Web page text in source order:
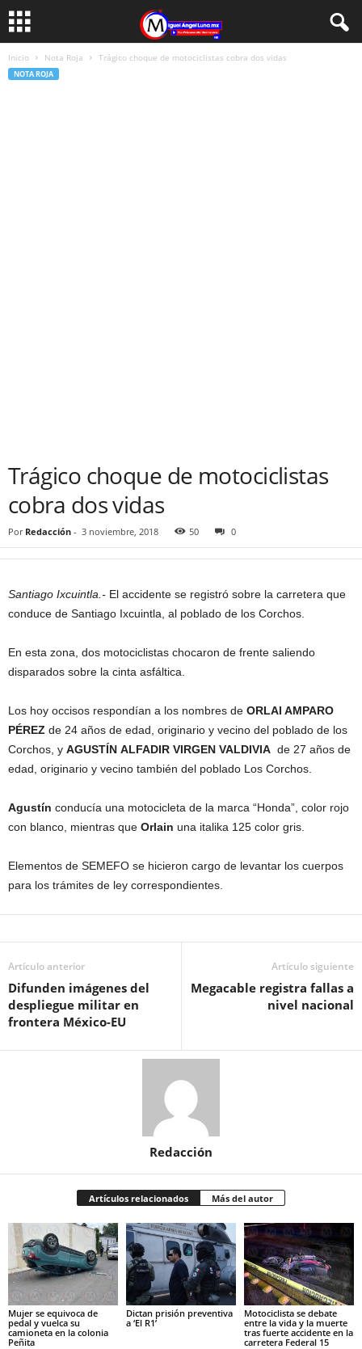
Inicio Nota Roja Trágico choque de motociclistas cobra dos vidas
NOTA ROJA
Trágico choque de motociclistas
cobra dos vidas
Por Redacción - 3 noviembre, 2018 50 0
Santiago Ixcuintla.- El accidente se registró sobre la carretera que
conduce de Santiago Ixcuintla, al poblado de los Corchos.
En esta zona, dos motociclistas chocaron de frente saliendo
disparados sobre la cinta asfáltica.
Los hoy occisos respondían a los nombres de ORLAI AMPARO
PÉREZ de 24 años de edad, originario y vecino del poblado de los
Corchos, y AGUSTÍN ALFADIR VIRGEN VALDIVIA de 27 años de
edad, originario y vecino también del poblado Los Corchos.
Agustín conducía una motocicleta de la marca “Honda”, color rojo
con blanco, mientras que Orlain una italika 125 color gris.
Elementos de SEMEFO se hicieron cargo de levantar los cuerpos
para los trámites de ley correspondientes.
Artículo anterior
Difunden imágenes del
despliegue militar en
frontera México-EU
Artículo siguiente
Megacable registra fallas a
nivel nacional
Redacción
Artículos relacionados Más del autor
Mujer se equivoca de
pedal y vuelca su
camioneta en la colonia
Peñita
Dictan prisión preventiva
a ‘El R1’
Motociclista se debate
entre la vida y la muerte
tras fuerte accidente en la
carretera Federal 15